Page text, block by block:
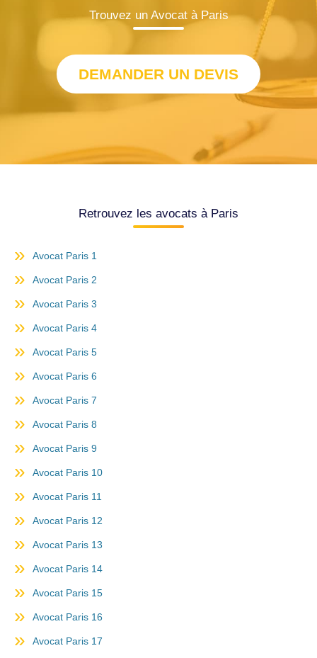
Trouvez un Avocat à Paris
DEMANDER UN DEVIS
Retrouvez les avocats à Paris
Avocat Paris 1
Avocat Paris 2
Avocat Paris 3
Avocat Paris 4
Avocat Paris 5
Avocat Paris 6
Avocat Paris 7
Avocat Paris 8
Avocat Paris 9
Avocat Paris 10
Avocat Paris 11
Avocat Paris 12
Avocat Paris 13
Avocat Paris 14
Avocat Paris 15
Avocat Paris 16
Avocat Paris 17